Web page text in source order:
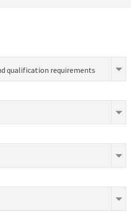
qualification requirements